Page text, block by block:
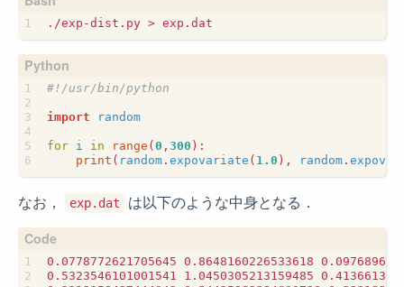
#!/usr/bin/python
import random
for i in range ( 0 , 300 ):
print ( random . expovariate ( 1.0 ), random .
なお， exp.dat は以下のような中身となる．